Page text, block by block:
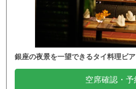
銀座の夜景を一望できるタイ料理ビ
空席確認・予